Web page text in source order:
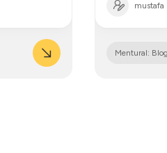
mustafa
Mentural: Blog